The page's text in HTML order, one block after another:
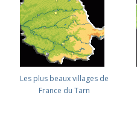
Les plus beaux villages de
France du Tarn